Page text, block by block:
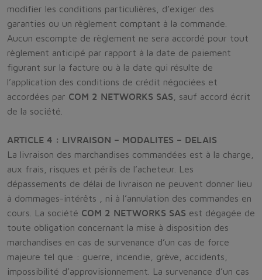
modifier les conditions particulières, d’exiger des
garanties ou un règlement comptant à la commande.
Aucun escompte de règlement ne sera accordé pour tout
règlement anticipé par rapport à la date de paiement
figurant sur la facture ou à la date qui résulte de
l’application des conditions de crédit négociées et
accordées par COM 2 NETWORKS SAS , sauf accord écrit
de la société.
ARTICLE 4 : LIVRAISON – MODALITES – DELAIS
La livraison des marchandises commandées est à la charge,
aux frais, risques et périls de l’acheteur. Les
dépassements de délai de livraison ne peuvent donner lieu
à dommages-intérêts , ni à l’annulation des commandes en
cours. La société COM 2 NETWORKS SAS est dégagée de
toute obligation concernant la mise à disposition des
marchandises en cas de survenance d’un cas de force
majeure tel que : guerre, incendie, grève, accidents,
impossibilité d’approvisionnement. La survenance d’un cas